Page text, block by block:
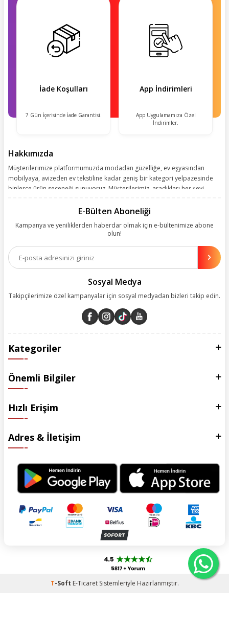
İade Koşulları
7 Gün İçerisinde İade Garantisi.
App İndirimleri
App Uygulamamıza Özel
İndirimler.
Hakkımızda
Müşterilerimize platformumuzda modadan güzelliğe, ev eşyasından
mobilyaya, avizeden ev tekstiline kadar geniş bir kategori yelpazesinde
binlerce ürün seçeneği sunuyoruz. Müşterilerimiz, aradıkları her şeyi
kolay, kusursuz ve keyifli bir alışveriş yolculuğu sunarken deneyiminize
olanakları sunuyoruz. Çalışmalarımızı müşterilerimizin memnuniyetini
esas alarak yürütüyoruz.
E-Bülten Aboneliği
Kampanya ve yeniliklerden haberdar olmak için e-bültenimize abone
olun!
Sosyal Medya
Takipçilerimize özel kampanyalar için sosyal medyadan bizleri takip edin.
Kategoriler
Önemli Bilgiler
Hızlı Erişim
Adres & İletişim
T-Soft E-TicaretSistemleriyle Hazırlanmıştır.